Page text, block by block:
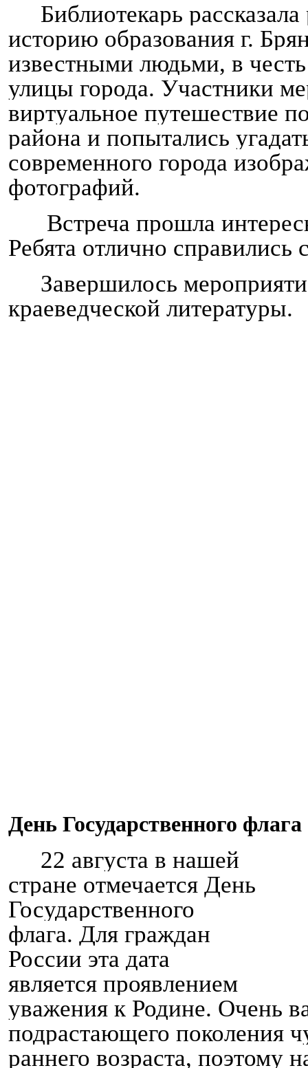
Библиотекарь
историю образования г.
известными людьми, в
улицы города. Участники
виртуальное путешествие
района и попытались
современного города
фотографий.
Встреча прошла
Ребята отлично справились
Завершилось
краеведческой литературы.
День Государственного флага
22 августа в нашей
стране отмечается День
Государственного
флага. Для граждан
России эта дата
является проявлением
уважения к Родине. Очень
подрастающего поколения
раннего возраста, поэтому